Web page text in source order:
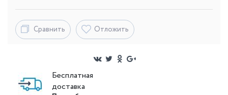
Сравнить Отложить
Бесплатная
доставка